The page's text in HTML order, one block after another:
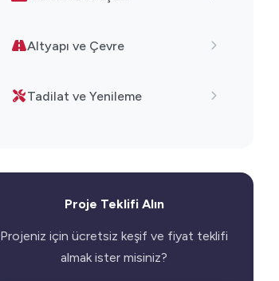
Altyapı ve Çevre
Tadilat ve Yenileme
Proje Teklifi Alın
Projeniz için ücretsiz keşif ve fiyat teklifi
almak ister misiniz?